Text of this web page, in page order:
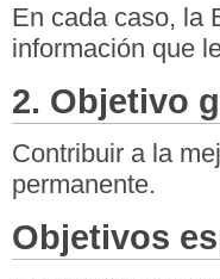
En cada caso, la
información que
2. Objetivo
Contribuir a la
permanente.
Objetivos